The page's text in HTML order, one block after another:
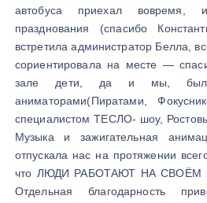
автобуса приехал
празднования (спасибо
встретила администратор Белла,
сориентировала на месте —
зале дети, да и мы, были
аниматорами(Пиратами,
специалистом ТЕСЛО- шоу,
Музыка и зажигательная
отпускала нас на протяжении
что ЛЮДИ РАБОТАЮТ НА СВОЁМ
Отдельная благодарность